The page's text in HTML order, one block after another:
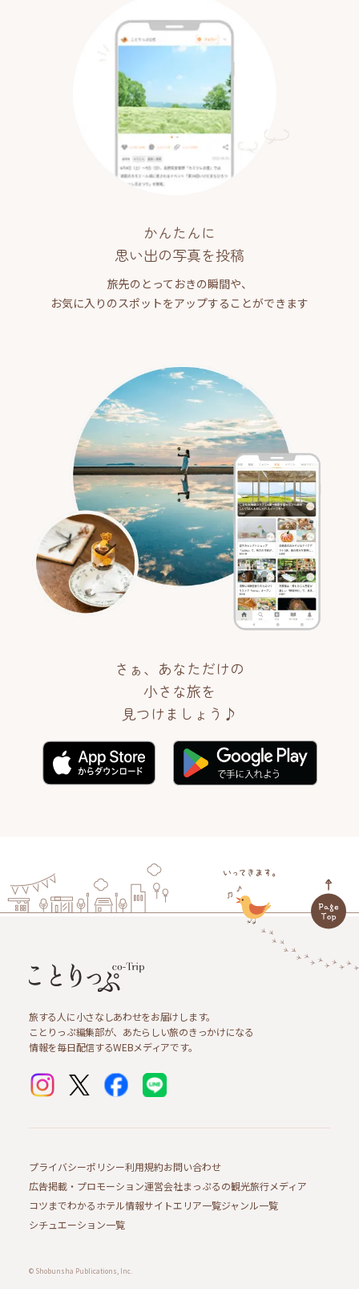
かんたんに
思い出の写真を投稿
旅先のとっておきの瞬間や、
お気に入りのスポットをアップすることができます
さぁ、あなただけの
小さな旅を
見つけましょう♪
旅する人に小さなしあわせをお届けします。
ことりっぷ編集部が、あたらしい旅のきっかけになる
情報を毎日配信するWEBメディアです。
プライバシーポリシー利用規約お問い合わせ
広告掲載・プロモーション運営会社まっぷるの観光旅行メディア
コツまでわかるホテル情報サイトエリア一覧ジャンル一覧
シチュエーション一覧
© Shobunsha Publications, Inc.